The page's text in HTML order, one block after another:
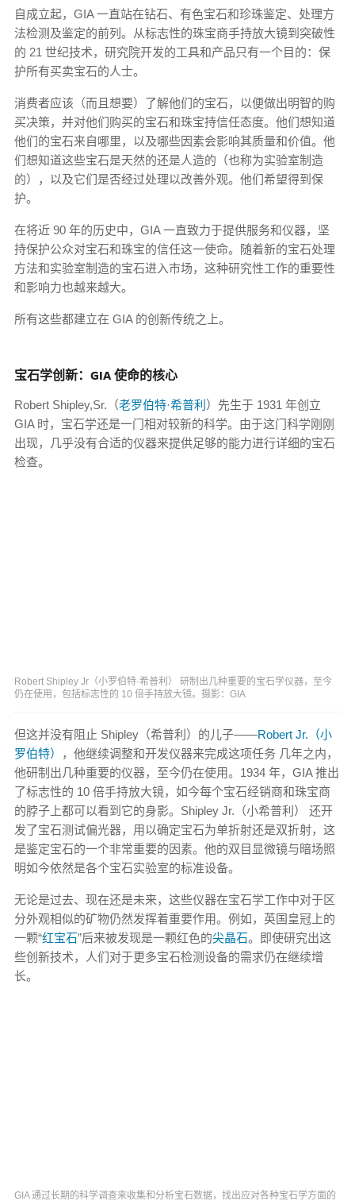
自成立起，GIA 一直站在钻石、有色宝石和珍珠鉴定、处理方
法检测及鉴定的前列。从标志性的珠宝商手持放大镜到突破性
的 21 世纪技术，研究院开发的工具和产品只有一个目的：保
护所有买卖宝石的人士。
消费者应该（而且想要）了解他们的宝石，以便做出明智的购
买决策，并对他们购买的宝石和珠宝持信任态度。他们想知道
他们的宝石来自哪里，以及哪些因素会影响其质量和价值。他
们想知道这些宝石是天然的还是人造的（也称为实验室制造
的），以及它们是否经过处理以改善外观。他们希望得到保
护。
在将近 90 年的历史中，GIA 一直致力于提供服务和仪器，坚
持保护公众对宝石和珠宝的信任这一使命。随着新的宝石处理
方法和实验室制造的宝石进入市场，这种研究性工作的重要性
和影响力也越来越大。
所有这些都建立在 GIA 的创新传统之上。
宝石学创新：GIA 使命的核心
Robert Shipley,Sr.（老罗伯特·希普利 ）先生于 1931 年创立
GIA 时，宝石学还是一门相对较新的科学。由于这门科学刚刚
出现，几乎没有合适的仪器来提供足够的能力进行详细的宝石
检查。
Robert Shipley Jr（小罗伯特·希普利） 研制出几种重要的宝石学仪器，至今
仍在使用，包括标志性的 10 倍手持放大镜。摄影：GIA
但这并没有阻止 Shipley（希普利）的儿子——Robert Jr.（小
罗伯特）
，他继续调整和开发仪器来完成这项任务 几年之内，
他研制出几种重要的仪器，至今仍在使用。1934 年，GIA 推出
了标志性的 10 倍手持放大镜，如今每个宝石经销商和珠宝商
的脖子上都可以看到它的身影。Shipley Jr.（小希普利） 还开
发了宝石测试偏光器，用以确定宝石为单折射还是双折射，这
是鉴定宝石的一个非常重要的因素。他的双目显微镜与暗场照
明如今依然是各个宝石实验室的标准设备。
无论是过去、现在还是未来，这些仪器在宝石学工作中对于区
分外观相似的矿物仍然发挥着重要作用。例如，英国皇冠上的
一颗“红宝石”后来被发现是一颗红色的尖晶石。即使研究出这
些创新技术，人们对于更多宝石检测设备的需求仍在继续增
长。
GIA 通过长期的科学调查来收集和分析宝石数据，找出应对各种宝石学方面的